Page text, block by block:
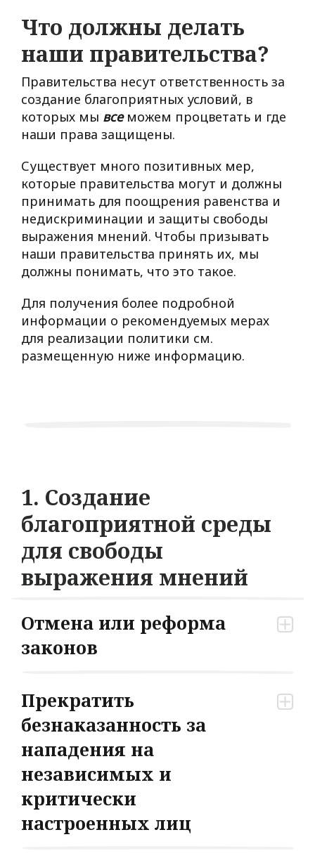
Что должны делать
наши правительства?
Правительства несут ответственность за
создание благоприятных условий, в
которых мы всеможем процветать и где
наши права защищены.
Существует много позитивных мер,
которые правительства могут и должны
принимать для поощрения равенства и
недискриминации и защиты свободы
выражения мнений. Чтобы призывать
наши правительства принять их, мы
должны понимать, что это такое.
Для получения более подробной
информации о рекомендуемых мерах
для реализации политики см.
размещенную ниже информацию.
1. Создание
благоприятной среды
для свободы
выражения мнений
Отмена или реформа
законов
Прекратить
безнаказанность за
нападения на
независимых и
критически
настроенных лиц